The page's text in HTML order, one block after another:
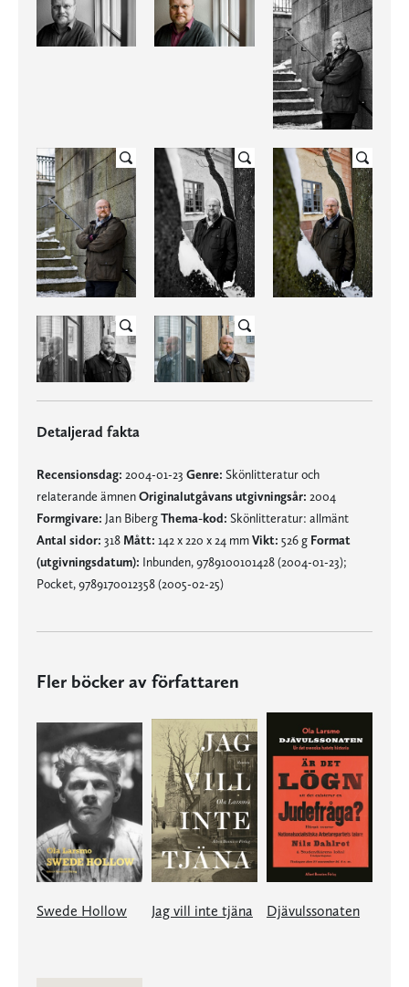
Detaljerad fakta
Recensionsdag: 2004-01-23 Genre: Skönlitteratur och
relaterande ämnenOriginalutgåvans utgivningsår: 2004
Formgivare: Jan BibergThema-kod: Skönlitteratur: allmänt
Antal sidor: 318 Mått: 142 x 220 x 24 mmVikt: 526 g Format
(utgivningsdatum): Inbunden, 9789100101428 (2004-01-23);
Pocket, 9789170012358 (2005-02-25)
Fler böcker av författaren
Swede Hollow Jag vill inte tjäna Djävulssonaten